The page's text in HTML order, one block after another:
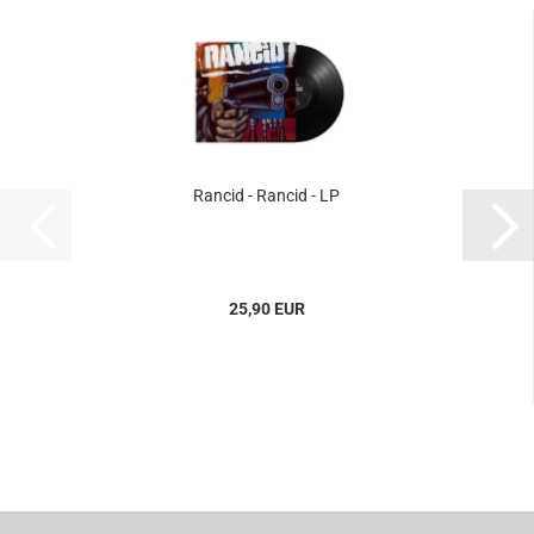
Rancid - Rancid - LP
25,90 EUR